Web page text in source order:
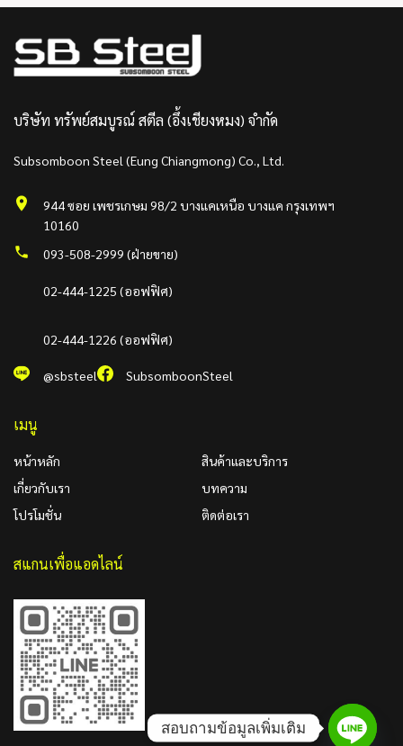
บริษัท ทรัพย์สมบูรณ์ สตีล (อึ้งเชียงหมง) จำกัด
Subsomboon Steel (Eung Chiangmong) Co., Ltd.
944 ซอย เพชรเกษม 98/2 บางแคเหนือ บางแค กรุงเทพฯ
10160
093-508-2999 (ฝ่ายขาย)
02-444-1225 (ออฟฟิศ)
02-444-1226 (ออฟฟิศ)
@sbsteel SubsomboonSteel
เมนู
หน้าหลัก
เกี่ยวกับเรา
โปรโมชั่น
สินค้าและบริการ
บทความ
ติดต่อเรา
สแกนเพื่อแอดไลน์
สอบถามข้อมูลเพิ่มเติม